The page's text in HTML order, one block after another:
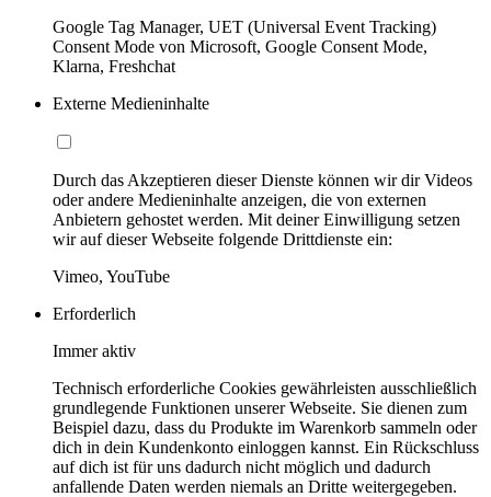
Google Tag Manager, UET (Universal Event Tracking)
Consent Mode von Microsoft, Google Consent Mode,
Klarna, Freshchat
Externe Medieninhalte
Durch das Akzeptieren dieser Dienste können wir dir Videos
oder andere Medieninhalte anzeigen, die von externen
Anbietern gehostet werden. Mit deiner Einwilligung setzen
wir auf dieser Webseite folgende Drittdienste ein:
Vimeo, YouTube
Erforderlich
Immer aktiv
Technisch erforderliche Cookies gewährleisten ausschließlich
grundlegende Funktionen unserer Webseite. Sie dienen zum
Beispiel dazu, dass du Produkte im Warenkorb sammeln oder
dich in dein Kundenkonto einloggen kannst. Ein Rückschluss
auf dich ist für uns dadurch nicht möglich und dadurch
anfallende Daten werden niemals an Dritte weitergegeben.